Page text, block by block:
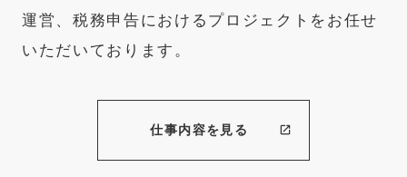
運営、税務申告におけるプロジェクトをお任せ
いただいております。
仕事内容を見る